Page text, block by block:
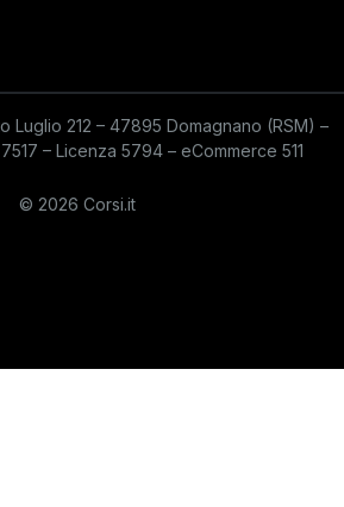
Luglio 212 – 47895 Domagnano (RSM) –
– Licenza 5794 – eCommerce 511
© 2026 Corsi.it